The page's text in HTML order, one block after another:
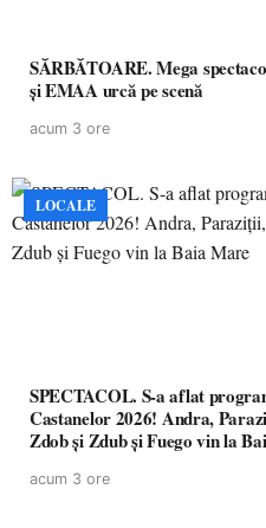
SĂRBĂTOARE. Mega
și EMAA urcă pe scenă
acum 3 ore
LOCALE
SPECTACOL. S-a aflat
Castanelor 2026! Andra,
Zdob și Zdub și Fuego vin la
acum 3 ore